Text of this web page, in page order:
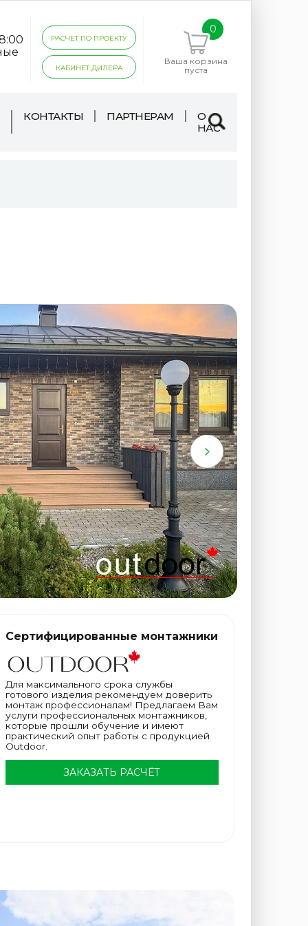
РАСЧЕТ ПО ПРОЕКТУ
КАБИНЕТ ДИЛЕРА
0
Ваша корзина
пуста
КОНТАКТЫ ПАРТНЕРАМ
О
НАС
Сертифицированные монтажники
Для максимального срока службы
готового изделия рекомендуем доверить
монтаж профессионалам! Предлагаем Вам
услуги профессиональных монтажников,
которые прошли обучение и имеют
практический опыт работы с продукцией
Outdoor.
ЗАКАЗАТЬ РАСЧЁТ